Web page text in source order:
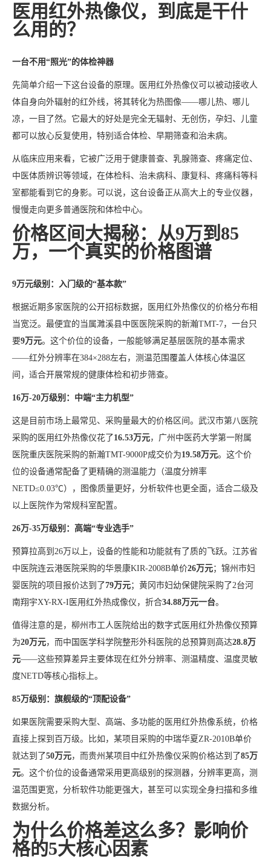
医用红外热像仪，到底是干什
么用的？
一台不用“照光”的体检神器
先简单介绍一下这台设备的原理。医用红外热像仪可以被动接收人
体自身向外辐射的红外线，将其转化为热图像——哪儿热、哪儿
凉，一目了然。它最大的好处是完全无辐射、无创伤，孕妇、儿童
都可以放心反复使用，特别适合体检、早期筛查和治未病。
从临床应用来看，它被广泛用于健康普查、乳腺筛查、疼痛定位、
中医体质辨识等领域，在体检科、治未病科、康复科、疼痛科等科
室都能看到它的身影。可以说，这台设备正从高大上的专业仪器，
慢慢走向更多普通医院和体检中心。
价格区间大揭秘：从9万到85
万，一个真实的价格图谱
9万元级别：入门级的“基本款”
根据近期多家医院的公开招标数据，医用红外热像仪的价格分布相
当宽泛。最便宜的当属濉溪县中医医院采购的新瀚TMT-7，一台只
要9万元。这个价位的设备，一般能够满足基层医院的基本需求
——红外分辨率在384×288左右，测温范围覆盖人体核心体温区
间，适合开展常规的健康体检和初步筛查。
16万-20万级别：中端“主力机型”
这是目前市场上最常见、采购量最大的价格区间。武汉市第八医院
采购的医用红外热像仪花了16.53万元，广州中医药大学第一附属
医院重庆医院采购的新瀚TMT-9000P成交价为19.58万元。这个价
位的设备通常配备了更精确的测温能力（温度分辨率
NETD≤0.03℃），图像质量更好，分析软件也更全面，适合二级及
以上医院作为常规科室配置。
26万-35万级别：高端“专业选手”
预算拉高到26万以上，设备的性能和功能就有了质的飞跃。江苏省
中医院连云港医院采购的华景康KIR-2008B单价26万元；锦州市妇
婴医院的项目报价达到了79万元；黄冈市妇幼保健院采购了2台河
南翔宇XY-RX-I医用红外热成像仪，折合34.88万元一台。
值得注意的是，柳州市工人医院给出的数字式医用红外热像仪预算
为20万元，而中国医学科学院整形外科医院的总预算则高达28.8万
元——这些预算差异主要体现在红外分辨率、测温精度、温度灵敏
度NETD等核心指标上。
85万级别：旗舰级的“顶配设备”
如果医院需要采购大型、高端、多功能的医用红外热像系统，价格
直接上探到百万级。比如，某项目采购的中瑞华夏ZR-2010B单价
就达到了50万元，而贵州某项目中红外热像仪采购价格达到了85万
元。这个价位的设备通常采用更高级别的探测器，分辨率更高，测
温范围更宽，分析软件功能更强大，甚至可以实现全身扫描和多维
数据分析。
为什么价格差这么多？影响价
格的5大核心因素